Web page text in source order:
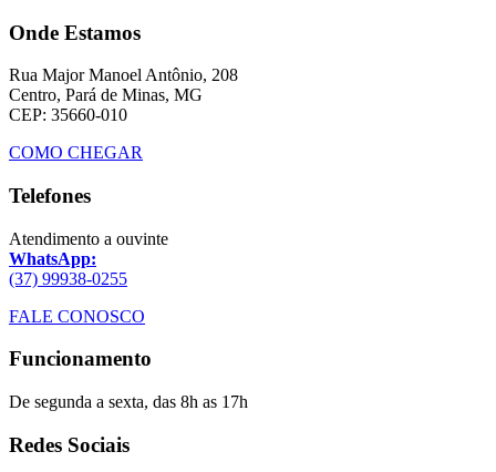
Onde Estamos
Rua Major Manoel Antônio, 208
Centro, Pará de Minas, MG
CEP: 35660-010
COMO CHEGAR
Telefones
Atendimento a ouvinte
WhatsApp:
(37) 99938-0255
FALE CONOSCO
Funcionamento
De segunda a sexta, das 8h as 17h
Redes Sociais